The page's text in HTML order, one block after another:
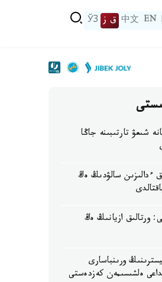
EN
中文 ق ز ЎЗ
شىعۋ تارتىبىنە جاڭا
ءدالىزىن سالۋدىڭ ەڭ
ورتالىق ازيانىڭ ەڭ
ورىنباسارى
ەلشىسىمەن كەزدەستى